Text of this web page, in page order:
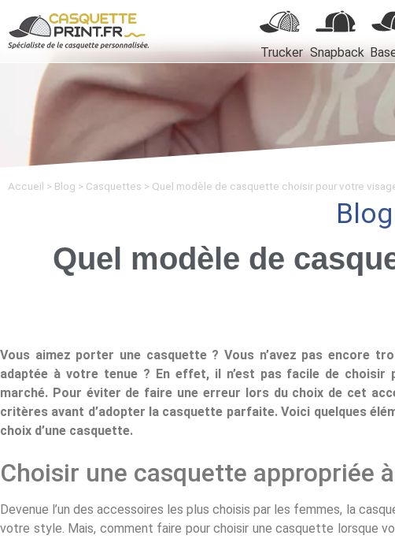
Trucker Snapback
Accueil > Blog > Casquettes > Quel modèle de casquette choisir pour votre
Blog
Quel modèle de
Vous aimez porter une casquette ? Vous n’avez pas encore
adaptée à votre tenue ? En effet, il n’est pas facile de choisir
marché. Pour éviter de faire une erreur lors du choix de cet
critères avant d’adopter la casquette parfaite. Voici quelques
choix d’une casquette.
Choisir une casquette appropriée
Devenue l’un des accessoires les plus choisis par les femmes, la
votre style. Mais, comment faire pour choisir une casquette lorsque